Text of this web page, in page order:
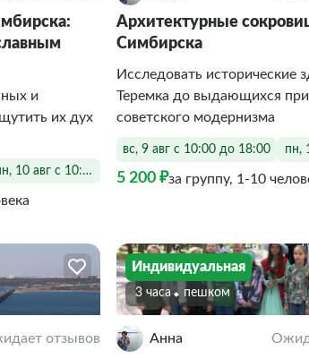
и
их дух
10 авг с 10:00 до 17:00
Архитектурные
Симбирска
Исследовать исторические
Теремка до выдающихся
советского модернизма
вс, 9 авг с 10:00 до 18:00 пн,
5 200 ₽за группу, 1-10
отзывов
Индивидуальная
3 часа Пешком
Анна